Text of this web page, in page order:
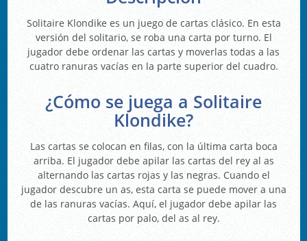
Solitaire Klondike es un juego de cartas clásico. En esta
versión del solitario, se roba una carta por turno. El
jugador debe ordenar las cartas y moverlas todas a las
cuatro ranuras vacías en la parte superior del cuadro.
¿Cómo se juega a Solitaire
Klondike?
Las cartas se colocan en filas, con la última carta boca
arriba. El jugador debe apilar las cartas del rey al as
alternando las cartas rojas y las negras. Cuando el
jugador descubre un as, esta carta se puede mover a una
de las ranuras vacías. Aquí, el jugador debe apilar las
cartas por palo, del as al rey.